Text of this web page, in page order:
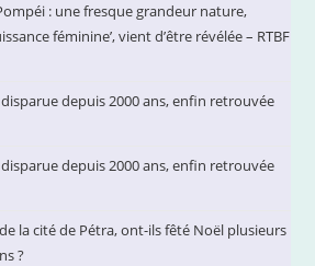
: une fresque grandeur nature,
féminine’, vient d’être révélée – RTBF
depuis 2000 ans, enfin retrouvée
depuis 2000 ans, enfin retrouvée
la cité de Pétra, ont-ils fêté Noël plusieurs
?